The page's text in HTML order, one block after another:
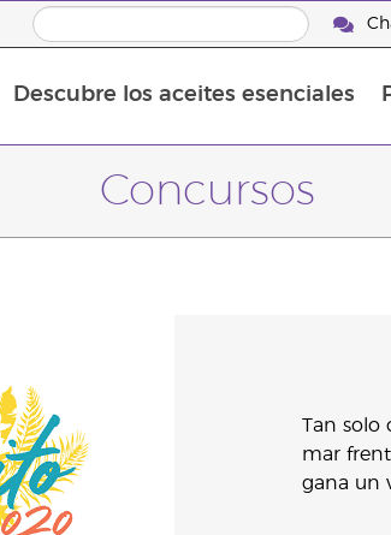
Descubre los aceites esenciales
Concursos
Tan solo
mar
gana un